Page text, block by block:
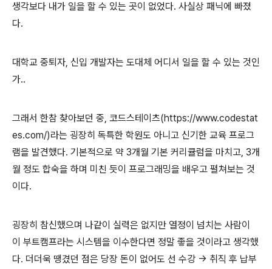
생각보다 내가 일을 할 수 있는 곳이 없었다. 사실상 패닉에 빠졌
다.
대학교 중퇴자, 신입 개발자는 도대체 어디서 일을 할 수 있는 것인
가..
그래서 한참 찾아보던 중, 코드스테이츠(https://www.codestat
es.com/)라는 굉장히 독특한 학원도 아니고 신기한 교육 프로그
램을 발견했다. 기본적으로 약 3개월 기본 커리큘럼을 마치고, 3개
월 정도 합숙을 하며 미친 듯이 프로그래밍을 배우고 펼쳐보는 것
이다.
굉장히 참신했으며 나같이 실력은 없지만 열정이 넘치는 사람이
이 부트캠프라는 시스템을 이수한다면 정말 좋을 것이라고 생각했
다. 더더욱 땡겼던 점은 당장 돈이 없어도 선 수강 -> 취직 후 납부